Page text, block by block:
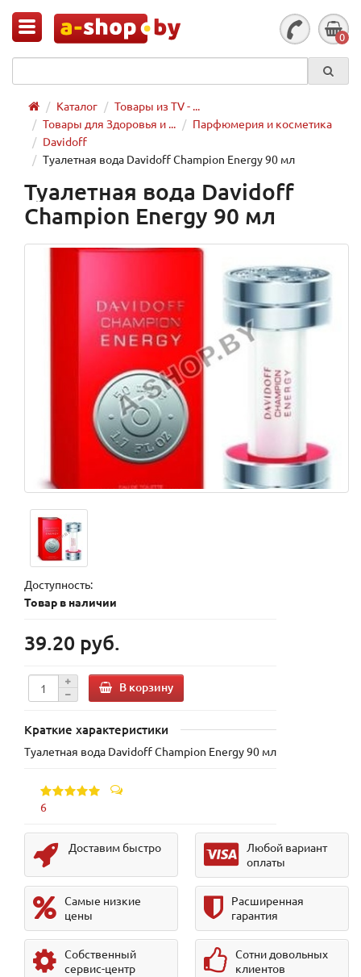
0
Каталог
Товары из TV - ...
Товары для Здоровья и ...
Парфюмерия и косметика
Davidoff
Туалетная вода Davidoff Champion Energy 90 мл
Туалетная вода Davidoff
Champion Energy 90 мл
Доступность:
Товар в наличии
39.20 руб.
В корзину
Краткие характеристики
Туалетная вода Davidoff Champion Energy 90 мл
6
Доставим быстро
Любой вариант
оплаты
Самые низкие
цены
Расширенная
гарантия
Собственный
сервис-центр
Сотни довольных
клиентов